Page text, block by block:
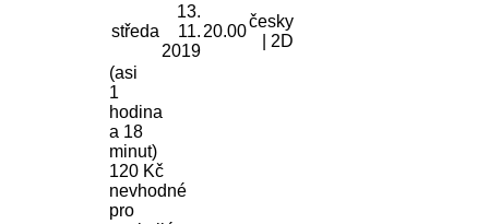
středa
13.
11.
2019
20.00
česky
| 2D
(asi
1
hodina
a 18
minut)
120 Kč
nevhodné
pro